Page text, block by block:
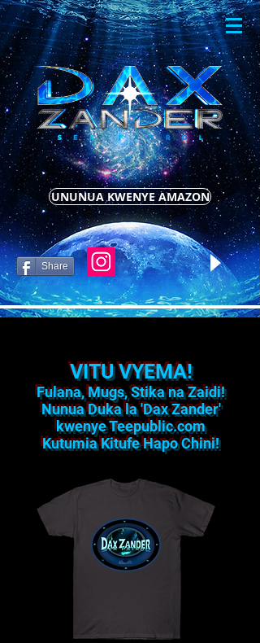
UNUNUA KWENYE AMAZON
Share
VITU VYEMA!
Fulana, Mugs, Stika na Zaidi!
Nunua Duka la 'Dax Zander'
kwenye Teepublic.com
Kutumia Kitufe Hapo Chini!